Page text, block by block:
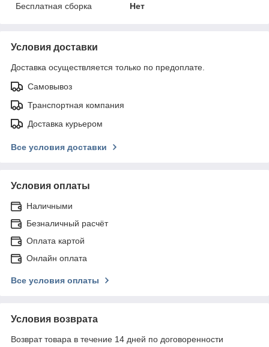
Бесплатная сборка
Нет
Условия доставки
Доставка осуществляется только по предоплате.
Самовывоз
Транспортная компания
Доставка курьером
Все условия доставки
Условия оплаты
Наличными
Безналичный расчёт
Оплата картой
Онлайн оплата
Все условия оплаты
Условия возврата
Возврат товара в течение 14 дней по договоренности